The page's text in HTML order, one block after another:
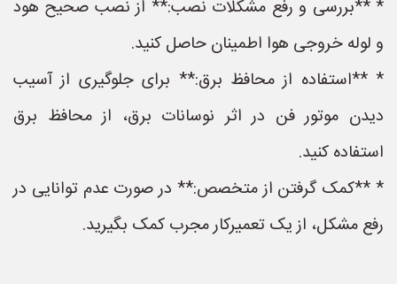
* **بررسی و رفع مشکلات نصب:** از نصب صحیح هود
و لوله خروجی هوا اطمینان حاصل کنید.
* **استفاده از محافظ برق:** برای جلوگیری از آسیب
دیدن موتور فن در اثر نوسانات برق، از محافظ برق
استفاده کنید.
* **کمک گرفتن از متخصص:** در صورت عدم توانایی در
رفع مشکل، از یک تعمیرکار مجرب کمک بگیرید.